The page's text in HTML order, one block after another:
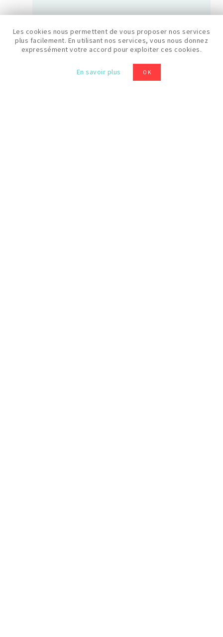
Date
08/10/2025
Les cookies nous permettent de vous proposer nos services
plus facilement. En utilisant nos services, vous nous donnez
expressément votre accord pour exploiter ces cookies.
En savoir plus OK